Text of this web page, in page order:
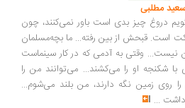
چیز بدی است باور نمی‌کنند، چون
قبحش از بین رفته... ما بچه‌مسلمان
وقتی به آدمی که در کار سینماست
او را می‌کشند... می‌توانند من را
زمین نگه دارند، من بلند می‌شوم...
...